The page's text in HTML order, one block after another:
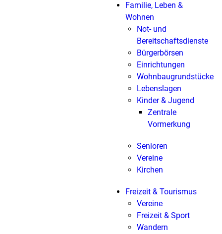
Familie, Leben &
Wohnen
Not- und
Bereitschaftsdienste
Bürgerbörsen
Einrichtungen
Wohnbaugrundstücke
Lebenslagen
Kinder & Jugend
Zentrale
Vormerkung
Senioren
Vereine
Kirchen
Freizeit & Tourismus
Vereine
Freizeit & Sport
Wandern